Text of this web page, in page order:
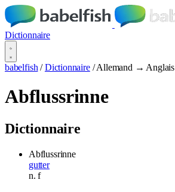
Dictionnaire
babelfish / Dictionnaire / Allemand → Anglais
Abflussrinne
Dictionnaire
Abflussrinne
gutter
n.f